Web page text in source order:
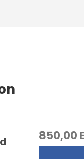
850,00